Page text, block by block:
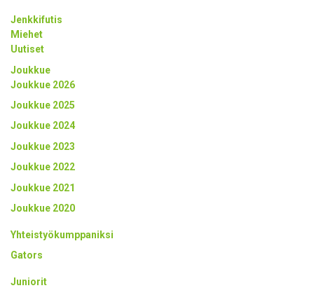
Jenkkifutis
Miehet
Uutiset
Joukkue
Joukkue 2026
Joukkue 2025
Joukkue 2024
Joukkue 2023
Joukkue 2022
Joukkue 2021
Joukkue 2020
Yhteistyökumppaniksi
Gators
Juniorit